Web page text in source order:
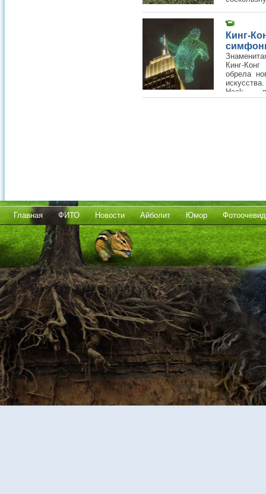
накренился, задел
Кинг-
Кинг-
обрела
Hock
световое шоу: сотни дронов,
Главная ФИТО Новости Айболит Юмор